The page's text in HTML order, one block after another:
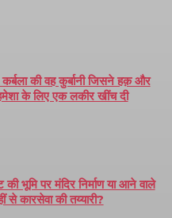
की वह कुर्बानी जिसने हक़ और
के लिए एक लकीर खींच दी
की भूमि पर मंदिर निर्माण या आने वाले
से कारसेवा की तय्यारी?